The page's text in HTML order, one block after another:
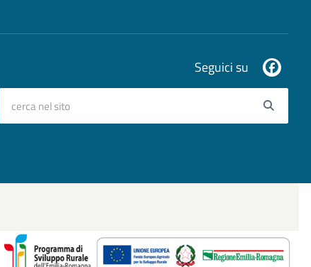
Seguici su